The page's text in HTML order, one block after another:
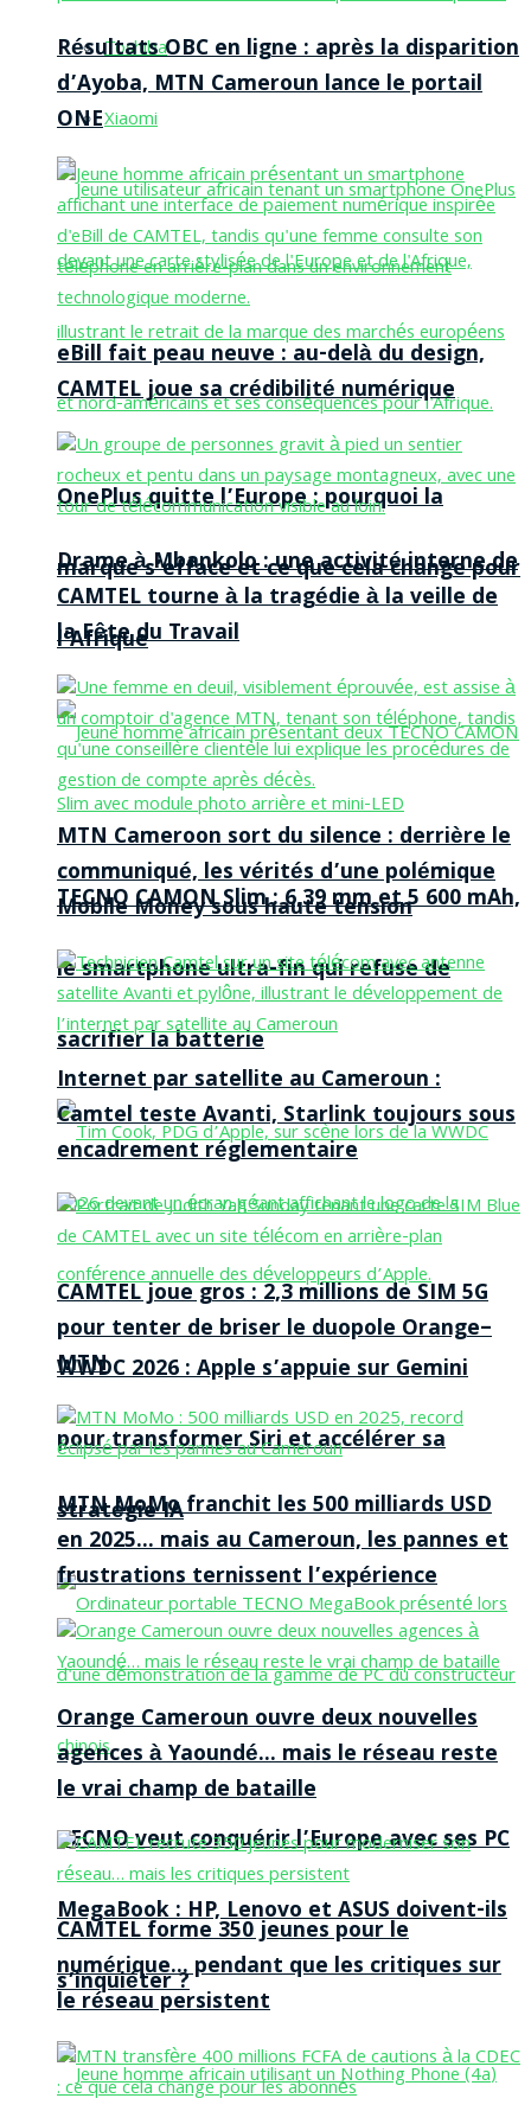
Toshiba
Xiaomi
OnePlus quitte l’Europe : pourquoi la
marque s’efface et ce que cela change pour
l’Afrique
TECNO CAMON Slim : 6,39 mm et 5 600 mAh,
le smartphone ultra-fin qui refuse de
sacrifier la batterie
WWDC 2026 : Apple s’appuie sur Gemini
pour transformer Siri et accélérer sa
stratégie IA
TECNO veut conquérir l’Europe avec ses PC
MegaBook : HP, Lenovo et ASUS doivent-ils
s’inquiéter ?
Résultats OBC en ligne : après la disparition
d’Ayoba, MTN Cameroun lance le portail
ONE
eBill fait peau neuve : au-delà du design,
CAMTEL joue sa crédibilité numérique
Drame à Mbankolo : une activité interne de
CAMTEL tourne à la tragédie à la veille de
la Fête du Travail
MTN Cameroon sort du silence : derrière le
communiqué, les vérités d’une polémique
Mobile Money sous haute tension
Internet par satellite au Cameroun :
Camtel teste Avanti, Starlink toujours sous
encadrement réglementaire
CAMTEL joue gros : 2,3 millions de SIM 5G
pour tenter de briser le duopole Orange–
MTN
MTN MoMo franchit les 500 milliards USD
en 2025… mais au Cameroun, les pannes et
frustrations ternissent l’expérience
Orange Cameroun ouvre deux nouvelles
agences à Yaoundé… mais le réseau reste
le vrai champ de bataille
CAMTEL forme 350 jeunes pour le
numérique… pendant que les critiques sur
le réseau persistent